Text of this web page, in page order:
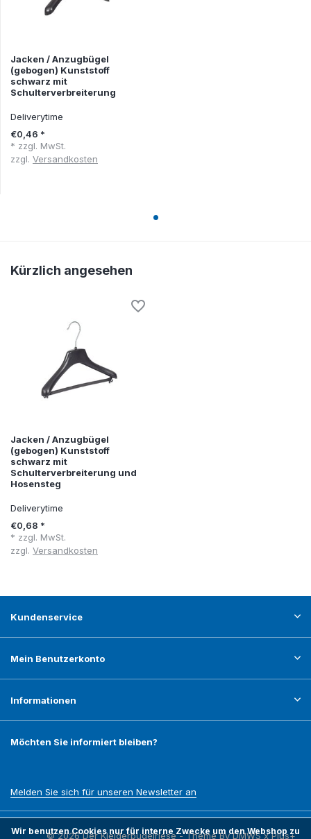
Jacken / Anzugbügel
(gebogen) Kunststoff
schwarz mit
Schulterverbreiterung
Deliverytime
€0,46 *
* zzgl. MwSt.
zzgl. Versandkosten
Kürzlich angesehen
Jacken / Anzugbügel
(gebogen) Kunststoff
schwarz mit
Schulterverbreiterung und
Hosensteg
Deliverytime
€0,68 *
* zzgl. MwSt.
zzgl. Versandkosten
Kundenservice
Mein Benutzerkonto
Informationen
Möchten Sie informiert bleiben?
Melden Sie sich für unseren Newsletter an
© 2026 Der Kleiderbügelriese - Theme ByDMWSxPlus+
Wir benutzen Cookies nur für interne Zwecke um den Webshop zu